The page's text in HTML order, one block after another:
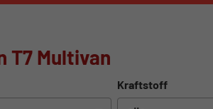
T7 Multivan
Kraftstoff